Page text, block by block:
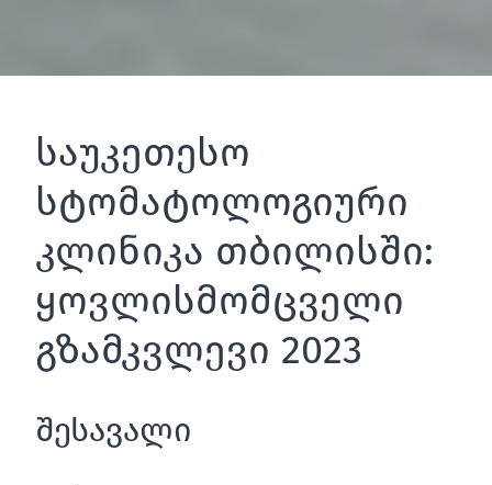
საუკეთესო
სტომატოლოგიური
კლინიკა თბილისში:
ყოვლისმომცველი
გზამკვლევი 2023
შესავალი